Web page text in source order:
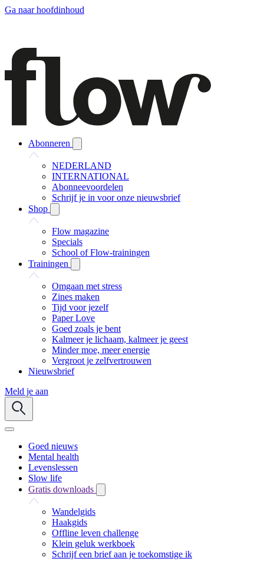
Ga naar hoofdinhoud
Abonneren
NEDERLAND
INTERNATIONAL
Abonneevoordelen
Schrijf je in voor onze nieuwsbrief
Shop
Flow magazine
Specials
School of Flow-trainingen
Trainingen
Omgaan met stress
Zines maken
Tijd voor jezelf
Paper Love
Goed zoals je bent
Kalmeer je lichaam, kalmeer je geest
Minder moe, meer energie
Vergroot je zelfvertrouwen
Nieuwsbrief
Meld je aan
Goed nieuws
Mental health
Levenslessen
Slow life
Gratis downloads
Wandelgids
Haakgids
Offline leven challenge
Klein geluk werkboek
Schrijf een brief aan je toekomstige ik